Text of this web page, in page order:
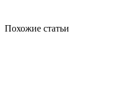
Похожие статьи